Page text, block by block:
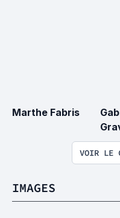
Marthe Fabris
VOIR LE
IMAGES